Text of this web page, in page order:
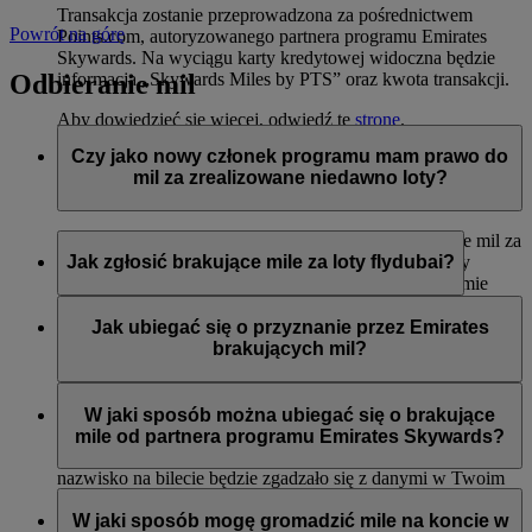
Transakcja zostanie przeprowadzona za pośrednictwem
Points.com, autoryzowanego partnera programu Emirates
Skywards. Na wyciągu karty kredytowej widoczna będzie
informacja „Skywards Miles by PTS” oraz kwota transakcji.
Aby dowiedzieć się więcej, odwiedź tę stronę.
Powrót na górę
Odbieranie mil
Czy jako nowy członek programu mam prawo do
mil za zrealizowane niedawno loty?
Tak, nowi członkowie mogą wnioskować o przyznanie mil za
loty liniami Emirates, flydubai oraz Qantas, które miały
miejsce do dwóch miesięcy przed rejestracją w programie
Emirates Skywards.
Jednak każda inna transakcja, np. loty z innymi liniami
zrealizowane przed rejestracją nie będą uprawniać do
przyznania lub pomnożenia mil.
Jak zgłosić brakujące mile za loty flydubai?
wniosek na stronie flydubai.com.
Jak ubiegać się o przyznanie przez Emirates
brakujących mil?
wniosek online. Mile można uzyskać tylko za kwalifikujące
się loty odbyte w ciągu sześciu miesięcy od daty podróży. Od
nazwisko na bilecie będzie zgadzało się z danymi w Twoim
W jaki sposób można ubiegać się o brakujące
mile od partnera programu Emirates Skywards?
zostało zasilone w ciągu trzech tygodni od daty transakcji.
W jaki sposób mogę gromadzić mile na koncie w